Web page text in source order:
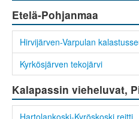
Etelä-Pohjanmaa
Hirvijärven-Varpulan
Kyrkösjärven tekojärvi
Kalapassin vieheluvat,